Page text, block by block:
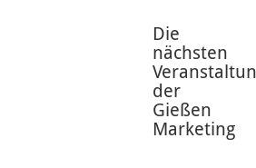
Die
nächsten
der
Gießen
Marketing